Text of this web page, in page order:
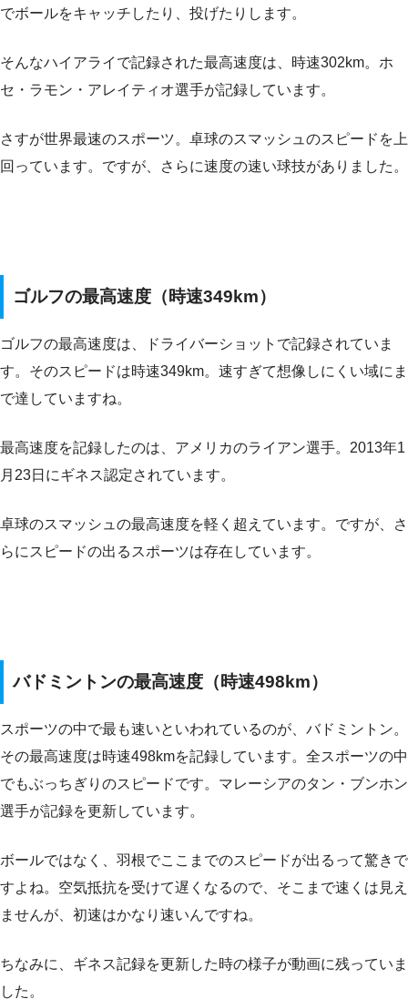
でボールをキャッチしたり、投げたりします。
そんなハイアライで記録された最高速度は、時速302km。ホ
セ・ラモン・アレイティオ選手が記録しています。
さすが世界最速のスポーツ。卓球のスマッシュのスピードを上
回っています。ですが、さらに速度の速い球技がありました。
ゴルフの最高速度（時速349km）
ゴルフの最高速度は、ドライバーショットで記録されていま
す。そのスピードは時速349km。速すぎて想像しにくい域にま
で達していますね。
最高速度を記録したのは、アメリカのライアン選手。2013年1
月23日にギネス認定されています。
卓球のスマッシュの最高速度を軽く超えています。ですが、さ
らにスピードの出るスポーツは存在しています。
バドミントンの最高速度（時速498km）
スポーツの中で最も速いといわれているのが、バドミントン。
その最高速度は時速498kmを記録しています。全スポーツの中
でもぶっちぎりのスピードです。マレーシアのタン・ブンホン
選手が記録を更新しています。
ボールではなく、羽根でここまでのスピードが出るって驚きで
すよね。空気抵抗を受けて遅くなるので、そこまで速くは見え
ませんが、初速はかなり速いんですね。
ちなみに、ギネス記録を更新した時の様子が動画に残っていま
した。